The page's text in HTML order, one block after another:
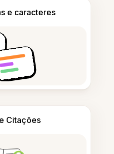
e caracteres
Citações